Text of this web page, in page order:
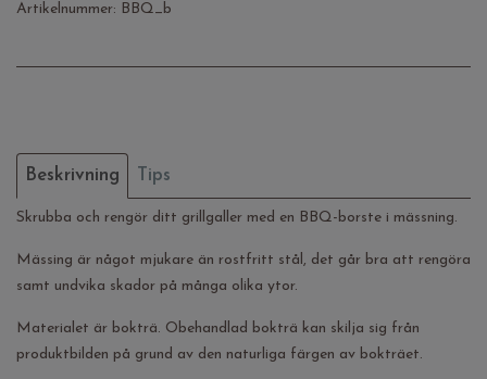
Artikelnummer: BBQ_b
Beskrivning Tips
Skrubba och rengör ditt grillgaller med en BBQ-borste i mässning.
Mässing är något mjukare än rostfritt stål, det går bra att rengöra
samt undvika skador på många olika ytor.
Materialet är bokträ. Obehandlad bokträ kan skilja sig från
produktbilden på grund av den naturliga färgen av bokträet.